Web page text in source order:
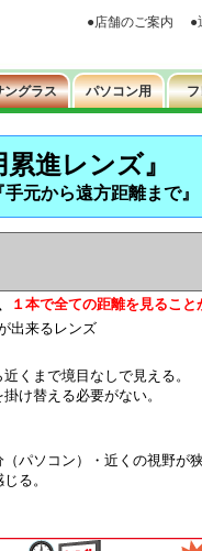
進レンズ』
元から遠方距離まで』
１本で全ての距離を見ること
出来るレンズ
近くまで境目なしで見える。
掛け替える必要がない。
（パソコン）・近くの視野が狭
る。